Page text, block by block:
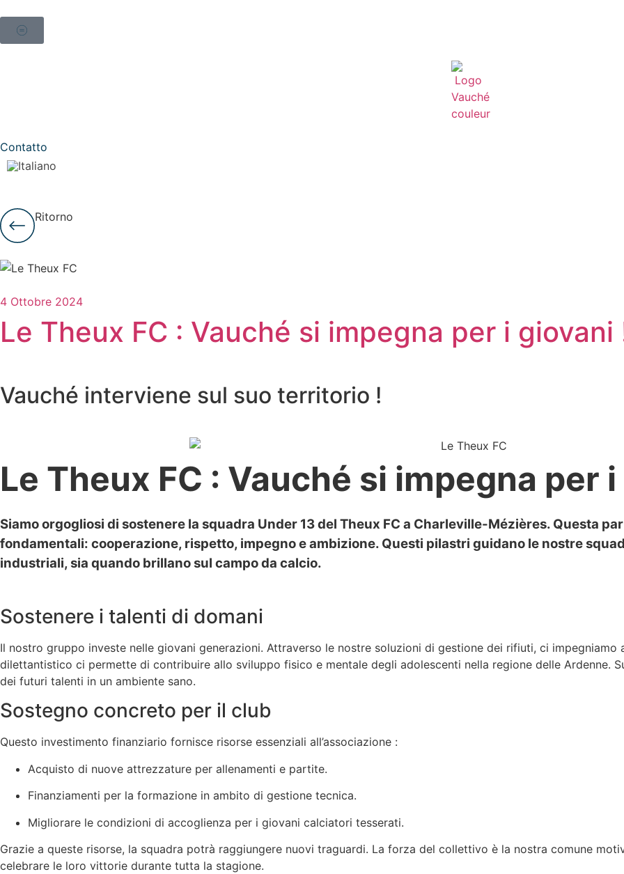
Contatto
Ritorno
4 Ottobre 2024
Le Theux FC : Vauché si impegna per i giovani
Vauché interviene sul suo territorio !
Le Theux FC : Vauché si impegna per
Siamo orgogliosi di sostenere la squadra Under 13 del Theux FC a Charleville-Mézières. Questa
fondamentali: cooperazione, rispetto, impegno e ambizione. Questi pilastri guidano le nostre
industriali, sia quando brillano sul campo da calcio.
Sostenere i talenti di domani
Il nostro gruppo investe nelle giovani generazioni. Attraverso le nostre soluzioni di gestione dei rifiuti, ci
dilettantistico ci permette di contribuire allo sviluppo fisico e mentale degli adolescenti nella regione delle Ardenne.
dei futuri talenti in un ambiente sano.
Sostegno concreto per il club
Questo investimento finanziario fornisce risorse essenziali all’associazione :
Acquisto di nuove attrezzature per allenamenti e partite.
Finanziamenti per la formazione in ambito di gestione tecnica.
Migliorare le condizioni di accoglienza per i giovani calciatori tesserati.
Grazie a queste risorse, la squadra potrà raggiungere nuovi traguardi. La forza del collettivo è la nostra comune
celebrare le loro vittorie durante tutta la stagione.